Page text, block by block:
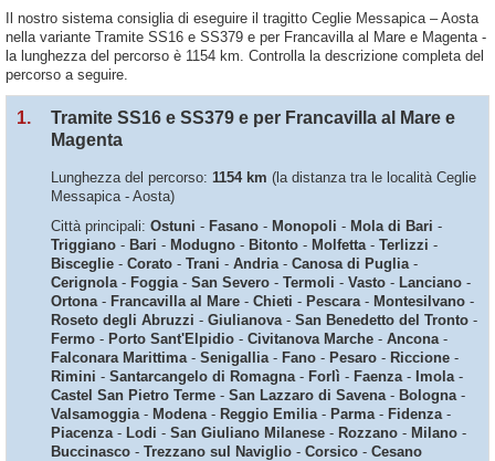
Il nostro sistema consiglia di eseguire il tragitto Ceglie Messapica – Aosta
nella variante Tramite SS16 e SS379 e per Francavilla al Mare e Magenta -
la lunghezza del percorso è 1154 km. Controlla la descrizione completa del
percorso a seguire.
1.
Tramite SS16 e SS379 e per Francavilla al Mare e
Magenta
Lunghezza del percorso: 1154 km (la distanza tra le località Ceglie
Messapica - Aosta)
Città principali: Ostuni - Fasano - Monopoli - Mola di Bari -
Triggiano - Bari - Modugno - Bitonto - Molfetta- Terlizzi -
Bisceglie - Corato - Trani - Andria- Canosa di Puglia-
Cerignola- Foggia- San Severo - Termoli - Vasto - Lanciano -
Ortona- Francavilla al Mare - Chieti - Pescara- Montesilvano -
Roseto degli Abruzzi - Giulianova- San Benedetto del Tronto -
Fermo - Porto Sant'Elpidio - Civitanova Marche - Ancona-
Falconara Marittima- Senigallia- Fano - Pesaro - Riccione -
Rimini - Santarcangelo di Romagna- Forlì - Faenza- Imola-
Castel San Pietro Terme - San Lazzaro di Savena- Bologna-
Valsamoggia- Modena- Reggio Emilia- Parma- Fidenza-
Piacenza- Lodi - San Giuliano Milanese - Rozzano - Milano -
Buccinasco - Trezzano sul Naviglio - Corsico - Cesano